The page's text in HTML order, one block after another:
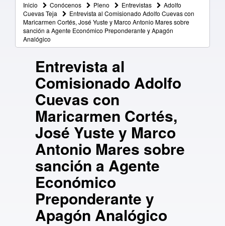
Inicio Conócenos Pleno Entrevistas
Adolfo
Cuevas Teja
Entrevista al Comisionado Adolfo Cuevas con
Maricarmen Cortés, José Yuste y Marco Antonio Mares sobre
sanción a Agente Económico Preponderante y Apagón
Analógico
Entrevista al
Comisionado Adolfo
Cuevas con
Maricarmen Cortés,
José Yuste y Marco
Antonio Mares sobre
sanción a Agente
Económico
Preponderante y
Apagón Analógico